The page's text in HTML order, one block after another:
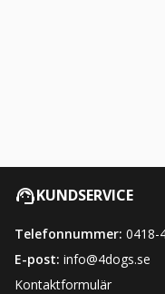
KUNDSERVICE
Telefonnummer: 0418-
E-post: info@4dogs.se
Kontaktformulär